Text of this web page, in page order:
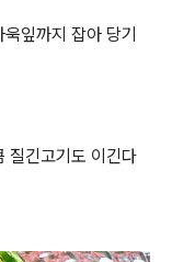
잎까지 잡아 당기
질긴고기도 이긴다